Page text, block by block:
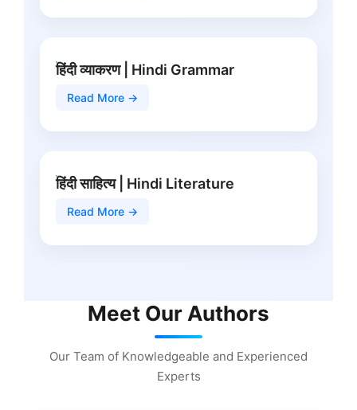
हिंदी व्याकरण | Hindi Grammar
Read More →
हिंदी साहित्य | Hindi Literature
Read More →
Meet Our Authors
Our Team of Knowledgeable and Experienced
Experts